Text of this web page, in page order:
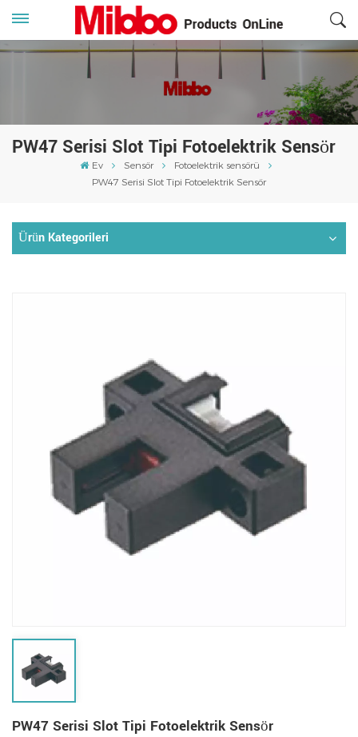
PW47 Serisi Slot Tipi Fotoelektrik Sensör
Ev Sensör
Fotoelektrik sensörü
PW47 Serisi Slot Tipi Fotoelektrik Sensör
Ürün Kategorileri
PW47 Serisi Slot Tipi Fotoelektrik Sensör